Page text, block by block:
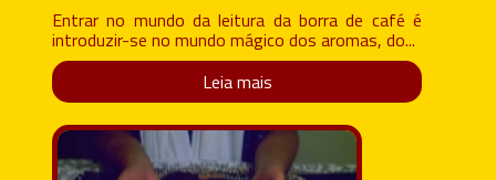
Entrar no mundo da leitura da borra de café é
introduzir-se no mundo mágico dos aromas, do...
Leia mais